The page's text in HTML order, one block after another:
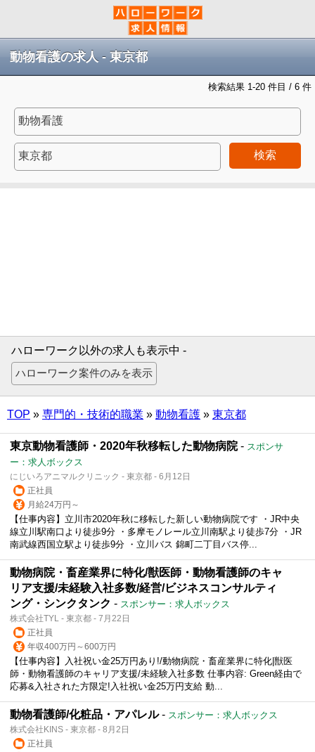
動物看護の求人 - 東京都
検索結果 1-20 件目 / 6 件
検索
ハローワーク以外の求人も表示中 -
TOP » 専門的・技術的職業 » 動物看護 » 東京都
東京動物看護師・2020年秋移転した動物病院- スポンサ
ー：求人ボックス
にじいろアニマルクリニック - 東京都 - 6月12日
正社員
月給24万円～
【仕事内容】立川市2020年秋に移転した新しい動物病院です ・JR中央
線立川駅南口より徒歩9分 ・多摩モノレール立川南駅より徒歩7分 ・JR
南武線西国立駅より徒歩9分 ・立川バス 錦町二丁目バス停...
動物病院・畜産業界に特化/獣医師・動物看護師のキャ
リア支援/未経験入社多数/経営/ビジネスコンサルティ
ング・シンクタンク - スポンサー：求人ボックス
株式会社TYL - 東京都 - 7月22日
正社員
年収400万円～600万円
【仕事内容】入社祝い金25万円あり!/動物病院・畜産業界に特化|獣医
師・動物看護師のキャリア支援/未経験入社多数 仕事内容: Green経由で
応募&入社された方限定!入社祝い金25万円支給 動...
動物看護師/化粧品・アパレル- スポンサー：求人ボックス
株式会社KINS - 東京都 - 8月2日
正社員